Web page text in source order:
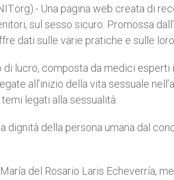
Una pagina web creata di
sul sesso sicuro. Promossa
dati sulle varie pratiche e sulle
di lucro, composta da medici
all’inizio della vita sessuale
legati alla sessualità.
dignità della persona umana dal
del Rosario Laris Echeverría,